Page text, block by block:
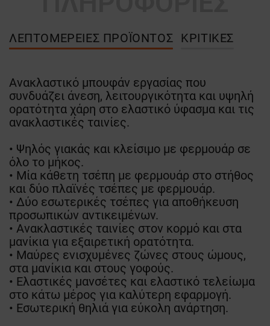
ΛΕΠΤΟΜΈΡΕΙΕΣ ΠΡΟΪΌΝΤΟΣ ΚΡΙΤΙΚΈΣ
Ανακλαστικό μπουφάν εργασίας που
συνδυάζει άνεση, λειτουργικότητα και υψηλή
ορατότητα χάρη στο ελαστικό ύφασμα και τις
ανακλαστικές ταινίες.
• Ψηλός γιακάς και κλείσιμο με φερμουάρ σε
όλο το μήκος.
• Μία κάθετη τσέπη με φερμουάρ στο στήθος
και δύο πλαϊνές τσέπες με φερμουάρ.
• Δύο εσωτερικές τσέπες για αποθήκευση
προσωπικών αντικειμένων.
• Ανακλαστικές ταινίες στον κορμό και στα
μανίκια για εξαιρετική ορατότητα.
• Μαύρες ενισχυμένες ζώνες στους ώμους,
στα μανίκια και στους γοφούς.
• Ελαστικές μανσέτες και ελαστικό τελείωμα
στο κάτω μέρος για καλύτερη εφαρμογή.
• Εσωτερική θηλιά για εύκολη ανάρτηση.